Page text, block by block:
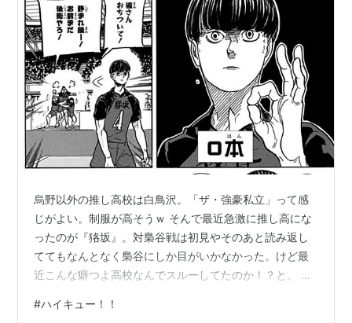
オープニングテーマ「イマジネーション
」
作詞：MOMIKEN / 作曲・編曲：UZ / 歌：SPYAIR
エンディングテーマ「天地ガエシ」
作詞・作曲：光村龍哉 / 編曲：NICO Touches the
Walls & Takashi Asano / 歌：NICO Touches the
Walls
オープニングテーマ「Ah Yeah!!」
作詞・作曲・編曲：大橋卓弥、常田真太郎 / 歌：ス
キマスイッチ
エンディングテーマ「LEO」
作詞・作曲：猪狩翔一 / 歌：tacica
烏野以外の推し高校は白鳥沢。「ザ・強豪私立」って感
じがよい。制服が高そうｗ そんで最近急激に推し高にな
ったのが『狢坂』。対梟谷戦は初見やそのあと読み返し
ててもなんとなく梟谷にしか目がいかなかった。けど最
近こんな癖つよ高校なんでスルーしてたのか！？と。 白
ー臼利くんの八っつぁん大好きボーイもかなりよい。 で
#ハイキュー！！